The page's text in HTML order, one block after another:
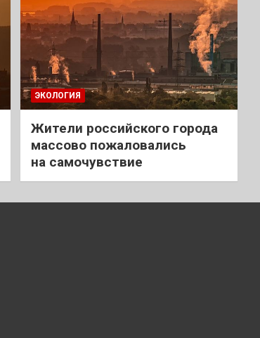
ЭКОЛОГИЯ
Жители российского города
массово пожаловались
на самочувствие